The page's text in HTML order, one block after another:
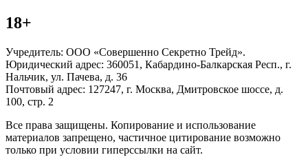
18+
Учредитель: ООО «Совершенно Секретно Трейд».
Юридический адрес: 360051, Кабардино-Балкарская Респ., г.
Нальчик, ул. Пачева, д. 36
Почтовый адрес: 127247, г. Москва, Дмитровское шоссе, д.
100, стр. 2
Все права защищены. Копирование и использование
материалов запрещено, частичное цитирование возможно
только при условии гиперссылки на сайт.